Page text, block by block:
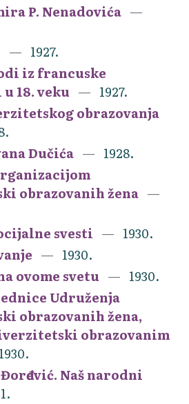
P. Nenadovića
1927.
iz francuske
18. veku
1927.
obrazovanja
Dučića
1928.
obrazovanih žena
svesti
1930.
1930.
ovome svetu
1930.
Udruženja
obrazovanih žena,
obrazovanim
1930.
Naš narodni